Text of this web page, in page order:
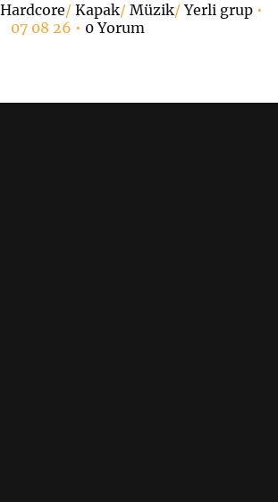
Hardcore/ Kapak/ Müzik/Yerli grup•
07 08 26 • 0 Yorum